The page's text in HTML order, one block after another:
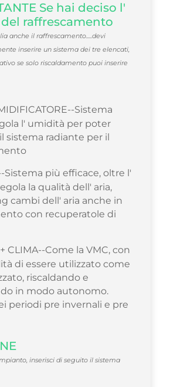
Se hai deciso l'
raffrescamento
anche il raffrescamento.....devi
inserire un sistema dei tre elencati,
se solo riscaldamento puoi inserire
Sistema
l' umidità per poter
sistema radiante per il
Sistema più efficace, oltre l'
la qualità dell' aria,
cambi dell' aria anche in
con recuperatole di
CLIMA--Come la VMC, con
di essere utilizzato come
riscaldando e
in modo autonomo.
periodi pre invernali e pre
inserisci di seguito il sistema